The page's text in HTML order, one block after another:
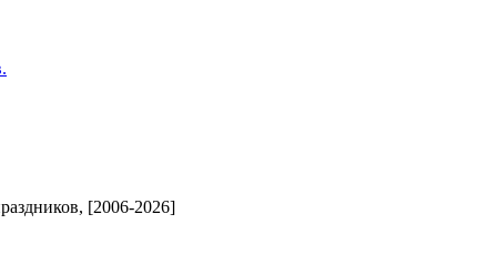
[2006-2026]